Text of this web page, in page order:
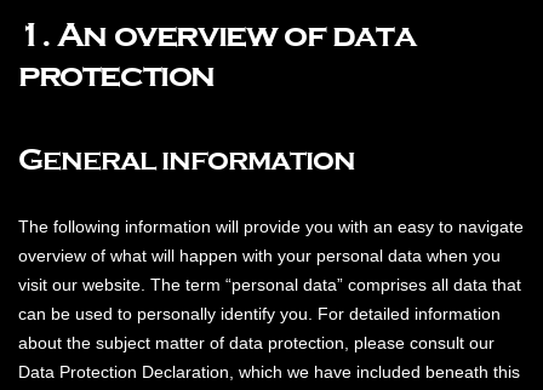
1. An overview of data
protection
General information
The following information will provide you with an easy to navigate
overview of what will happen with your personal data when you
visit our website. The term “personal data” comprises all data that
can be used to personally identify you. For detailed information
about the subject matter of data protection, please consult our
Data Protection Declaration, which we have included beneath this